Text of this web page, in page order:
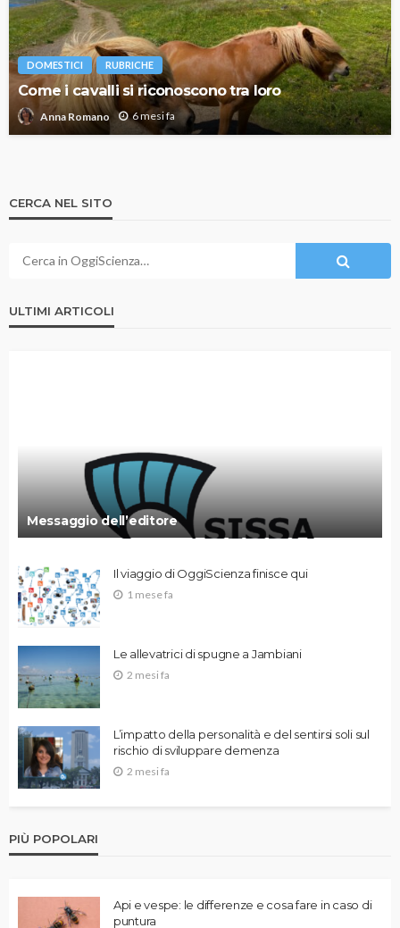
DOMESTICI RUBRICHE
Come i cavalli si riconoscono tra loro
Anna Romano 6 mesi fa
CERCA NEL SITO
ULTIMI ARTICOLI
Messaggio dell’editore
Il viaggio di OggiScienza finisce qui
1 mese fa
Le allevatrici di spugne a Jambiani
2 mesi fa
L’impatto della personalità e del sentirsi soli sul
rischio di sviluppare demenza
2 mesi fa
PIÙ POPOLARI
Api e vespe: le differenze e cosa fare in caso di
puntura